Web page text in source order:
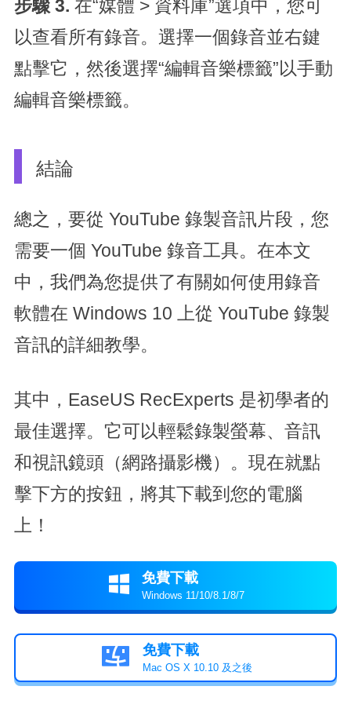
步驟 3. 在“媒體 > 資料庫”選項中，您可
以查看所有錄音。選擇一個錄音並右鍵
點擊它，然後選擇“編輯音樂標籤”以手動
編輯音樂標籤。
結論
總之，要從 YouTube 錄製音訊片段，您
需要一個 YouTube 錄音工具。在本文
中，我們為您提供了有關如何使用錄音
軟體在 Windows 10 上從 YouTube 錄製
音訊的詳細教學。
其中，EaseUS RecExperts 是初學者的
最佳選擇。它可以輕鬆錄製螢幕、音訊
和視訊鏡頭（網路攝影機）。現在就點
擊下方的按鈕，將其下載到您的電腦
上！
 免費下載
Windows 11/10/8.1/8/7
 免費下載
Mac OS X 10.10 及之後